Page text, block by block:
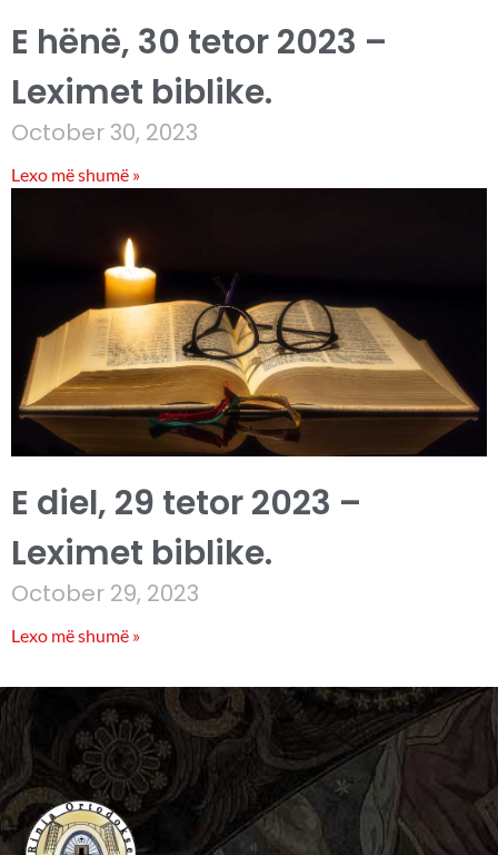
E hënë, 30 tetor 2023 –
Leximet biblike.
October 30, 2023
Lexo më shumë »
E diel, 29 tetor 2023 –
Leximet biblike.
October 29, 2023
Lexo më shumë »